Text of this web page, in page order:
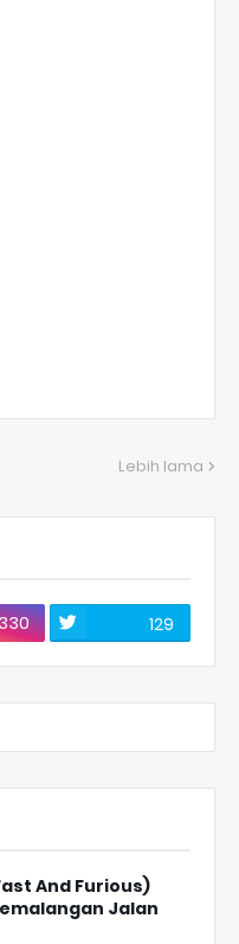
Lebih lama
129
And Furious)
Jalan